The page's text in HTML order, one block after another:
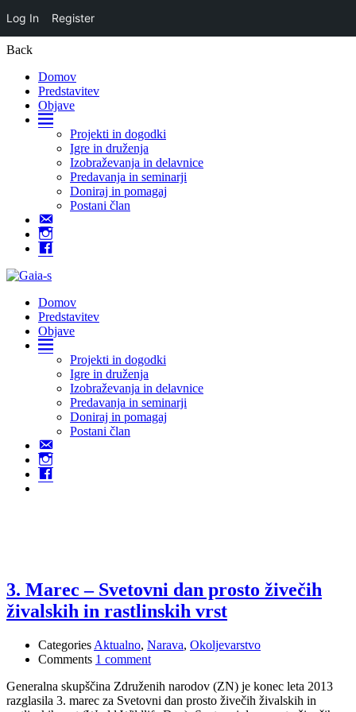
Log In Register
Back
Domov
Predstavitev
Objave
Domov
Projekti in dogodki
Igre in druženja
Izobraževanja in delavnice
Predavanja in seminarji
Doniraj in pomagaj
Postani član
Kontakt
Domov
Predstavitev
Objave
Domov
Projekti in dogodki
Igre in druženja
Izobraževanja in delavnice
Predavanja in seminarji
Doniraj in pomagaj
Postani član
Kontakt
3. Marec – Svetovni dan prosto živečih
živalskih in rastlinskih vrst
Categories Aktualno, Narava, Okoljevarstvo
Comments 1 comment
Generalna skupščina Združenih narodov (ZN) je konec leta 2013
razglasila 3. marec za Svetovni dan prosto živečih živalskih in